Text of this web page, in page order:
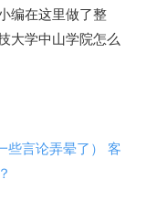
编在这里做了整
大学中山学院怎么
些言论弄晕了） 客